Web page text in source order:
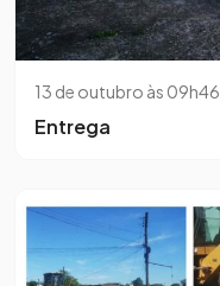
13 de outubro às 09h46
Entrega